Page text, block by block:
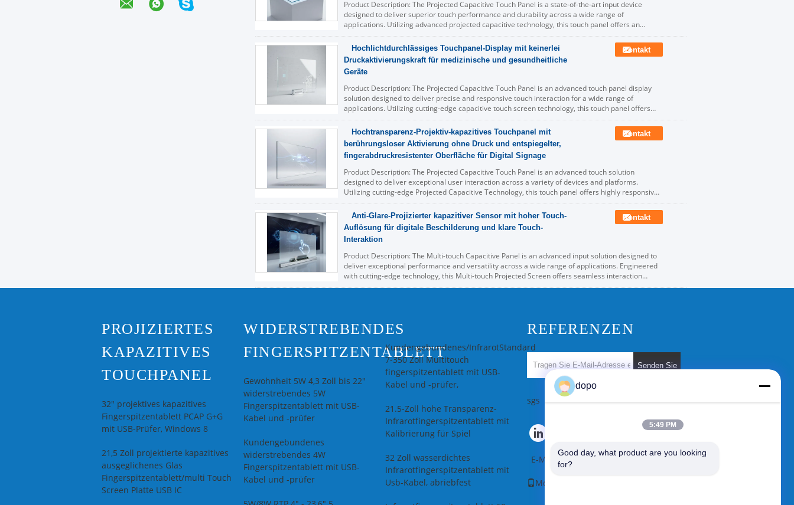
Product Description: The Projected Capacitive Touch Panel is a state-of-the-art input device
designed to deliver superior touch performance and durability across a wide range of
applications. Utilizing advanced projected capacitive technology, this touch panel offers an
intuitive and highly ...
Lesen Sie weiter
Hochlichtdurchlässiges Touchpanel-Display mit keinerlei
Druckaktivierungskraft für medizinische und gesundheitliche
Geräte
Kontakt
Product Description: The Projected Capacitive Touch Panel is an advanced touch panel display
solution designed to deliver precise and responsive touch interaction for a wide range of
applications. Utilizing cutting-edge capacitive touch screen technology, this touch panel offers
users a seamless and ...
Lesen Sie weiter
Hochtransparenz-Projektiv-kapazitives Touchpanel mit
berührungsloser Aktivierung ohne Druck und entspiegelter,
fingerabdruckresistenter Oberfläche für Digital Signage
Kontakt
Product Description: The Projected Capacitive Touch Panel is an advanced touch solution
designed to deliver exceptional user interaction across a variety of devices and platforms.
Utilizing cutting-edge Projected Capacitive Technology, this touch panel offers highly responsive
and accurate touch ...
Lesen Sie weiter
Anti-Glare-Projizierter kapazitiver Sensor mit hoher Touch-
Auflösung für digitale Beschilderung und klare Touch-
Interaktion
Kontakt
Product Description: The Multi-touch Capacitive Panel is an advanced input solution designed to
deliver exceptional performance and versatility across a wide range of applications. Engineered
with cutting-edge technology, this Multi-touch Projected Screen offers seamless interaction
through its ...
Lesen Sie weiter
PROJIZIERTES
KAPAZITIVES
TOUCHPANEL
32" projektives kapazitives
Fingerspitzentablett PCAP G+G
mit USB-Prüfer, Windows 8
21,5 Zoll projektierte kapazitives
ausgeglichenes Glas
Fingerspitzentablett/multi Touch
Screen Platte USB IC
WIDERSTREBENDES
FINGERSPITZENTABLETT
Gewohnheit 5W 4,3 Zoll bis 22"
widerstrebendes 5W
Fingerspitzentablett mit USB-
Kabel und -prüfer
Kundengebundenes
widerstrebendes 4W
Fingerspitzentablett mit USB-
Kabel und -prüfer
Kundengebundenes/InfrarotStandard
7-350 Zoll Multitouch
fingerspitzentablett mit USB-
Kabel und -prüfer,
21.5-Zoll hohe Transparenz-
Infrarotfingerspitzentablett mit
Kalibrierung für Spiel
32 Zoll wasserdichtes
Infrarotfingerspitzentablett mit
Usb-Kabel, abriebfest
REFERENZEN
Senden Sie
sgs
E-Mail | Seitenverzeichnis
Mobile Seite
dopo
5:49 PM
Good day, what product are you looking
for?